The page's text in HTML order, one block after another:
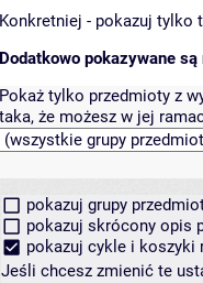
Konkretniej - pokazuj tylko
Dodatkowo pokazywane
Pokaż tylko przedmioty z
taka, że możesz w jej
pokazuj grupy
pokazuj skrócony opis
pokazuj cykle i koszyki
Jeśli chcesz zmienić te